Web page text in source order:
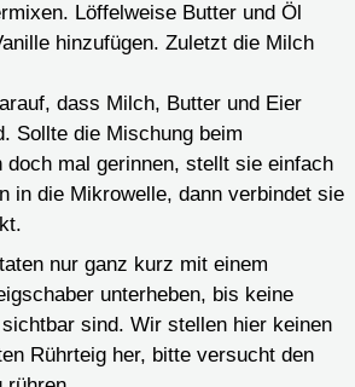
Löffelweise Butter und Öl
hinzufügen. Zuletzt die Milch
dass Milch, Butter und Eier
Sollte die Mischung beim
doch mal gerinnen, stellt sie einfach
in die Mikrowelle, dann verbindet sie
nur ganz kurz mit einem
unterheben, bis keine
sind. Wir stellen hier keinen
Rührteig her, bitte versucht den